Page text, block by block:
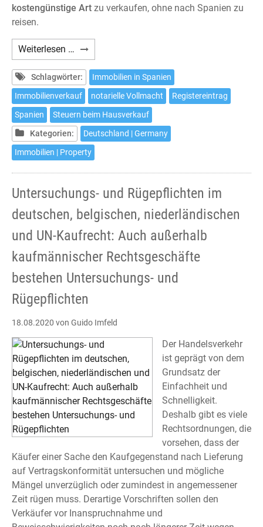
kostengünstige Art zu verkaufen, ohne nach Spanien zu
reisen.
Weiterlesen … Wie
verkaufen
Sie
Ihr
Haus
in
Spanien
ohne
hierher
zu
kommen
Schlagwörter:
Immobilien in Spanien
Immobilienverkauf
notarielle Vollmacht
Registereintrag
Spanien
Steuern beim Hausverkauf
Kategorien:
Deutschland | Germany
Immobilien | Property
Untersuchungs- und Rügepflichten im
deutschen, belgischen, niederländischen
und UN-Kaufrecht: Auch außerhalb
kaufmännischer Rechtsgeschäfte
bestehen Untersuchungs- und
Rügepflichten
18.08.2020 von Guido Imfeld
Der Handelsverkehr
ist geprägt von dem
Grundsatz der
Einfachheit und
Schnelligkeit.
Deshalb gibt es viele
Rechtsordnungen, die
vorsehen, dass der
Käufer einer Sache den Kaufgegenstand nach Lieferung
auf Vertragskonformität untersuchen und mögliche
Mängel unverzüglich oder zumindest in angemessener
Zeit rügen muss. Derartige Vorschriften sollen den
Verkäufer vor Inanspruchnahme und